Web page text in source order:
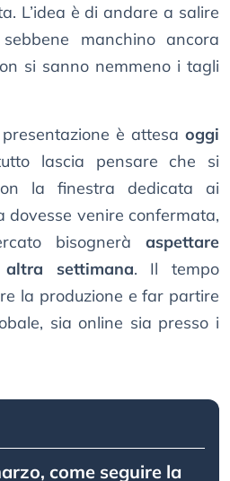
L’idea è di andare a salire
manchino ancora
si sanno nemmeno i tagli
è attesa oggi
lascia pensare che si
la finestra dedicata ai
dovesse venire confermata,
bisognerà aspettare
altra settimana. Il tempo
la produzione e far partire
sia online sia presso i
come seguire la